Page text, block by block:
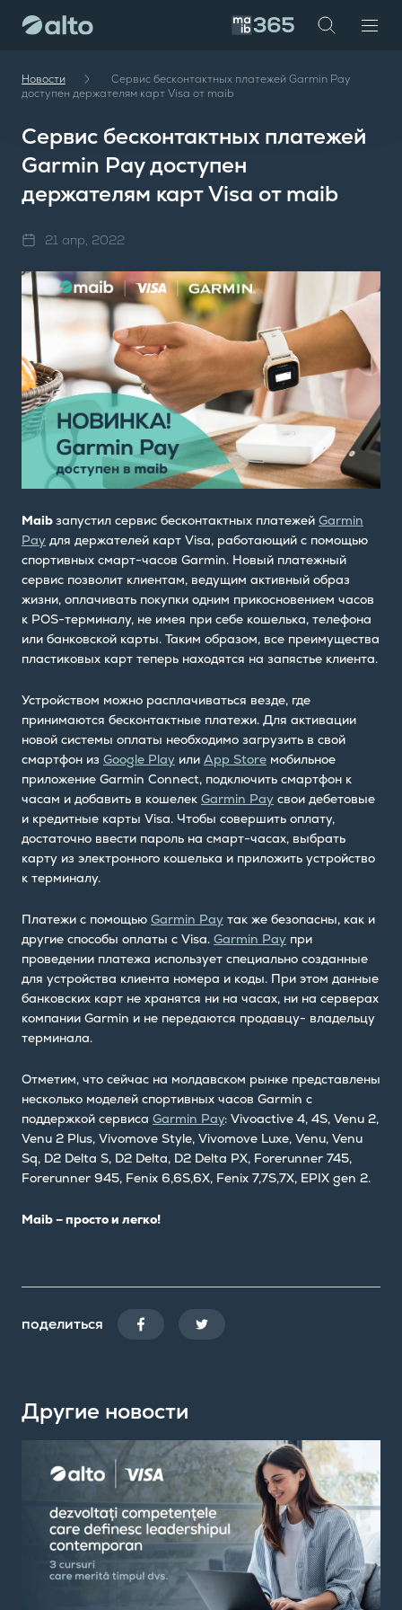
investor maib
Новости
Сервис бесконтактных платежей Garmin Pay
доступен держателям карт Visa от maib
Сервис бесконтактных платежей
Garmin Pay доступен
держателям карт Visa от maib
21 апр, 2022
Maibзапустил сервис бесконтактных платежей Garmin
Pay для держателей карт Visa, работающий с помощью
спортивных смарт-часов Garmin. Новый платежный
сервис позволит клиентам, ведущим активный образ
жизни, оплачивать покупки одним прикосновением часов
к POS-терминалу, не имея при себе кошелька, телефона
или банковской карты. Таким образом, все преимущества
пластиковых карт теперь находятся на запястье клиента.
Устройством можно расплачиваться везде, где
принимаются бесконтактные платежи. Для активации
новой системы оплаты необходимо загрузить в свой
смартфон из Google Play или App Store мобильное
приложение Garmin Connect, подключить смартфон к
часам и добавить в кошелек Garmin Pay свои дебетовые
и кредитные карты Visa. Чтобы совершить оплату,
достаточно ввести пароль на смарт-часах, выбрать
карту из электронного кошелька и приложить устройство
к терминалу.
Платежи с помощью Garmin Pay так же безопасны, как и
другие способы оплаты с Visa. Garmin Pay при
проведении платежа использует специально созданные
для устройства клиента номера и коды. При этом данные
банковских карт не хранятся ни на часах, ни на серверах
компании Garmin и не передаются продавцу- владельцу
терминала.
Отметим, что сейчас на молдавском рынке представлены
несколько моделей спортивных часов Garmin с
поддержкой сервиса Garmin Pay: Vivoactive 4, 4S, Venu 2,
Venu 2 Plus, Vivomove Style, Vivomove Luxe, Venu, Venu
Sq, D2 Delta S, D2 Delta, D2 Delta PX, Forerunner 745,
Forerunner 945, Fenix 6,6S,6X, Fenix 7,7S,7X, EPIX gen 2.
Maib – просто и легко!
поделиться
Другие новости